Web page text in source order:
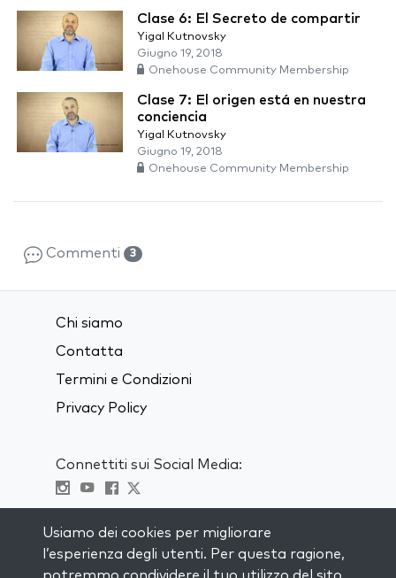
Clase 6: El Secreto de compartir
Yigal Kutnovsky
Giugno 19, 2018
Onehouse Community Membership
Clase 7: El origen está en nuestra
conciencia
Yigal Kutnovsky
Giugno 19, 2018
Onehouse Community Membership
Commenti 3
Chi siamo
Contatta
Termini e Condizioni
Privacy Policy
Connettiti sui Social Media:
RIMANI AGGIORNATO
Usiamo dei cookies per migliorare
l’esperienza degli utenti. Per questa ragione,